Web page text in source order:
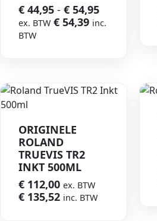
€ 44,95 - € 54,95
ex. BTW € 54,39 inc.
BTW
ORIGINELE
ROLAND
TRUEVIS TR2
INKT 500ML
€ 112,00 ex. BTW
€ 135,52 inc. BTW